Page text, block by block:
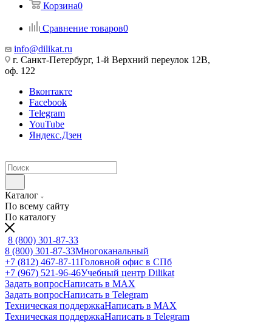
Корзина0
Сравнение товаров0
info@dilikat.ru
г. Санкт-Петербург, 1-й Верхний переулок 12В,
оф. 122
Вконтакте
Facebook
Telegram
YouTube
Яндекс.Дзен
Каталог
По всему сайту
По каталогу
8 (800) 301-87-33
8 (800) 301-87-33Многоканальный
+7 (812) 467-87-11Головной офис в СПб
+7 (967) 521-96-46Учебный центр Dilikat
Задать вопросНаписать в MAX
Задать вопросНаписать в Telegram
Техническая поддержкаНаписать в MAX
Техническая поддержкаНаписать в Telegram